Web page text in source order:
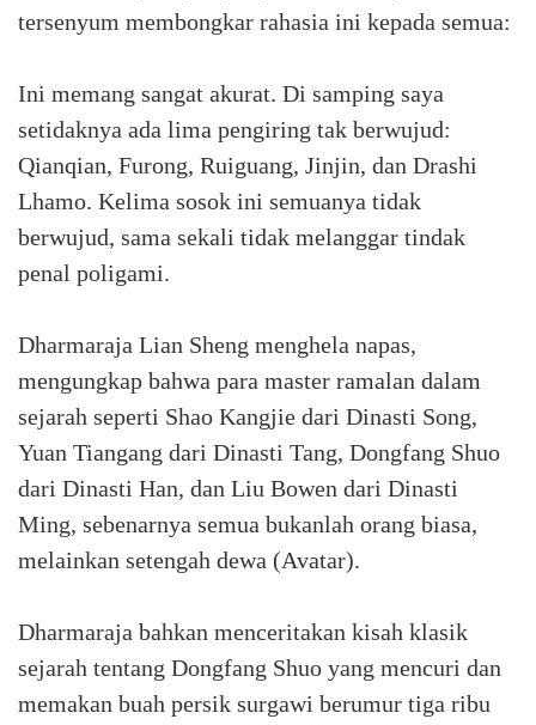
tersenyum membongkar rahasia ini kepada semua:
Ini memang sangat akurat. Di samping saya
setidaknya ada lima pengiring tak berwujud:
Qianqian, Furong, Ruiguang, Jinjin, dan Drashi
Lhamo. Kelima sosok ini semuanya tidak
berwujud, sama sekali tidak melanggar tindak
penal poligami.
Dharmaraja Lian Sheng menghela napas,
mengungkap bahwa para master ramalan dalam
sejarah seperti Shao Kangjie dari Dinasti Song,
Yuan Tiangang dari Dinasti Tang, Dongfang Shuo
dari Dinasti Han, dan Liu Bowen dari Dinasti
Ming, sebenarnya semua bukanlah orang biasa,
melainkan setengah dewa (Avatar).
Dharmaraja bahkan menceritakan kisah klasik
sejarah tentang Dongfang Shuo yang mencuri dan
memakan buah persik surgawi berumur tiga ribu